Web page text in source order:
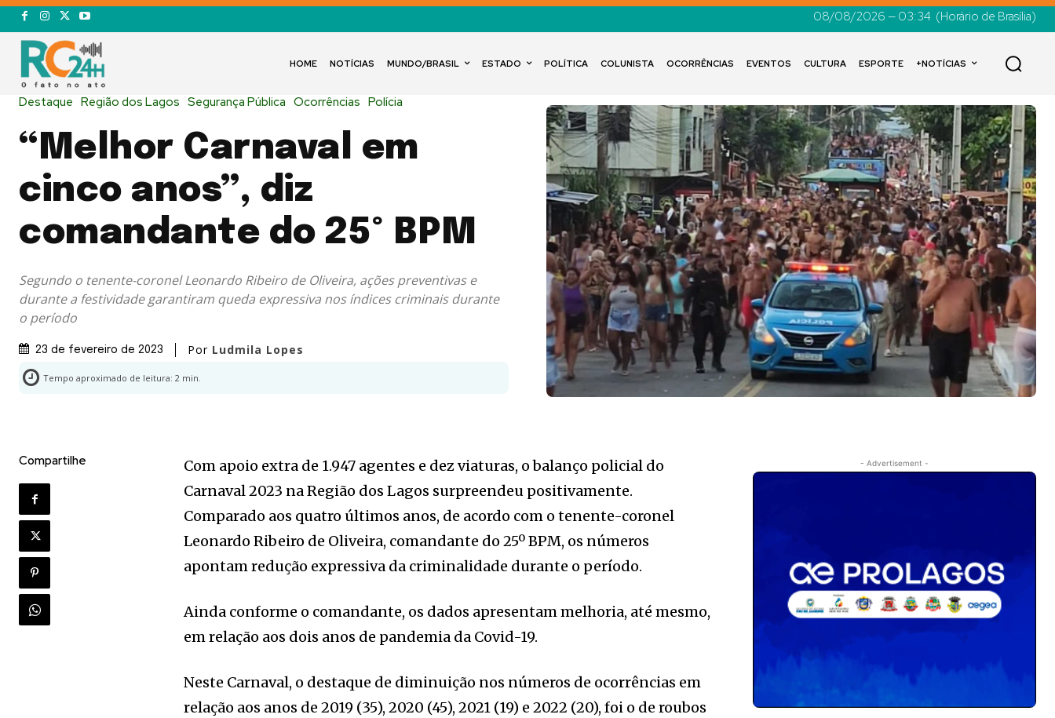
08/08/2026 — 03:34 (Horário de Brasília)
HOME NOTÍCIAS MUNDO/BRASIL ESTADO POLÍTICA COLUNISTA OCORRÊNCIAS EVENTOS CULTURA ESPORTE +NOTÍCIAS
Destaque Região dos Lagos Segurança Pública Ocorrências Polícia
“Melhor Carnaval em
cinco anos”, diz
comandante do 25º BPM
Segundo o tenente-coronel Leonardo Ribeiro de Oliveira, ações preventivas e
durante a festividade garantiram queda expressiva nos índices criminais durante
o período
23 de fevereiro de 2023 Por Ludmila Lopes
Tempo aproximado de leitura: 2 min.
Compartilhe
Com apoio extra de 1.947 agentes e dez viaturas, o balanço policial do
Carnaval 2023 na Região dos Lagos surpreendeu positivamente.
Comparado aos quatro últimos anos, de acordo com o tenente-coronel
Leonardo Ribeiro de Oliveira, comandante do 25º BPM, os números
apontam redução expressiva da criminalidade durante o período.
Ainda conforme o comandante, os dados apresentam melhoria, até mesmo,
em relação aos dois anos de pandemia da Covid-19.
Neste Carnaval, o destaque de diminuição nos números de ocorrências em
relação aos anos de 2019 (35), 2020 (45), 2021 (19) e 2022 (20), foi o de roubos
- Advertisement -